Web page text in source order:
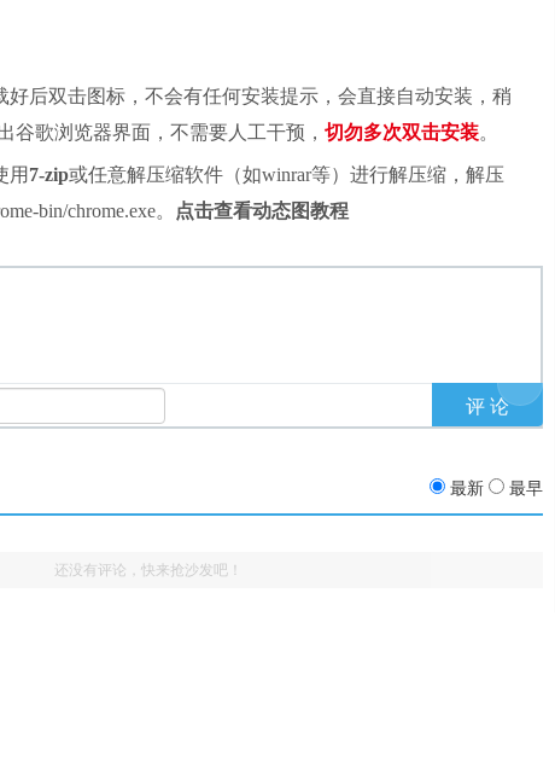
好后双击图标，不会有任何安装提示，会直接自动安装，稍
谷歌浏览器界面，不需要人工干预， 切勿多次双击安装。
用 7-zip或任意解压缩软件（如winrar等）进行解压缩，解压
bin/chrome.exe。
点击查看动态图教程
最新 最早
还没有评论，快来抢沙发吧！